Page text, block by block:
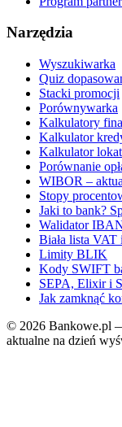
Narzędzia
Wyszukiwarka
Quiz
Stacki promocji
Porównywarka
Kalkulatory
Kalkulator
Kalkulator lokat
Porównanie
WIBOR –
Stopy
Jaki to bank?
Walidator
Biała lista
Limity BLIK
Kody SWIFT
SEPA, Elixir i
Jak zamknąć
© 2026 Bankowe.pl
aktualne na dzień